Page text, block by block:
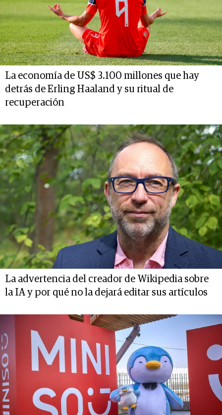
La economía de US$ 3.100 millones que hay
detrás de Erling Haaland y su ritual de
recuperación
La advertencia del creador de Wikipedia sobre
la IA y por qué no la dejará editar sus artículos